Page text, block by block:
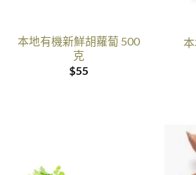
本地有機新鮮胡蘿蔔 500
克
$55